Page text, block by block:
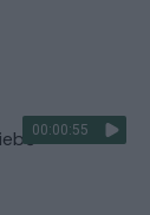
00:00:55